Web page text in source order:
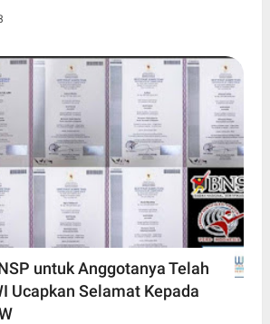
untuk Anggotanya Telah
Ucapkan Selamat Kepada